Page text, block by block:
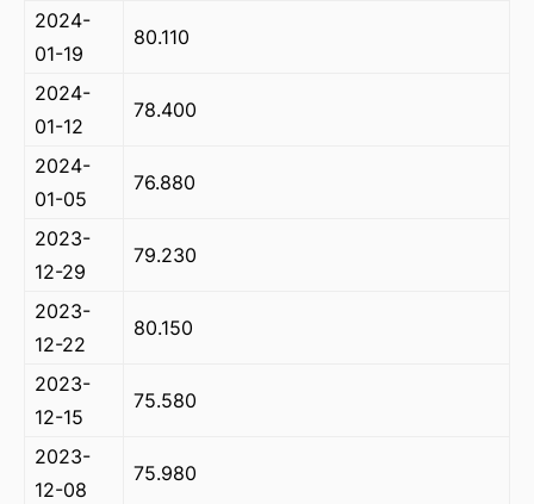
2024-
01-19
80.110
2024-
01-12
78.400
2024-
01-05
76.880
2023-
12-29
79.230
2023-
12-22
80.150
2023-
12-15
75.580
2023-
12-08
75.980